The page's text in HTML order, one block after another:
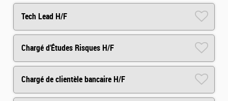
Tech Lead H/F
Chargé d'Études Risques H/F
Chargé de clientèle bancaire H/F